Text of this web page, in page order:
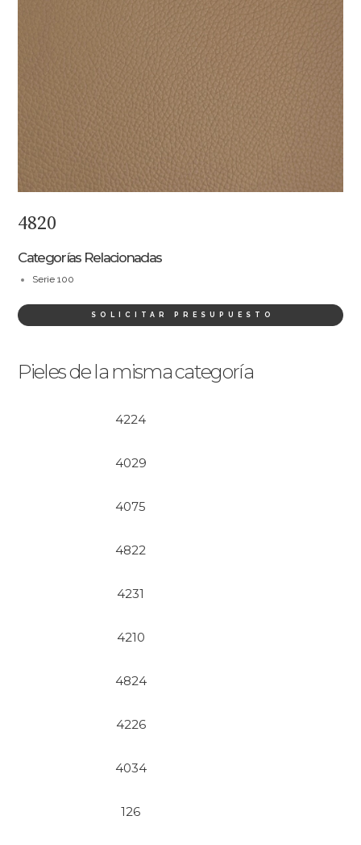
4820
Categorías Relacionadas
Serie 100
SOLICITAR PRESUPUESTO
Pieles de la misma categoría
4224
4029
4075
4822
4231
4210
4824
4226
4034
126